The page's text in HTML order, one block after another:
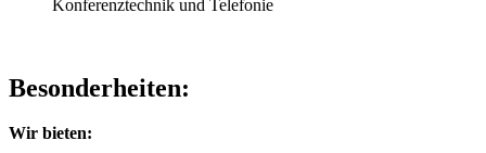
Konferenztechnik und Telefonie
Besonderheiten:
Wir bieten: